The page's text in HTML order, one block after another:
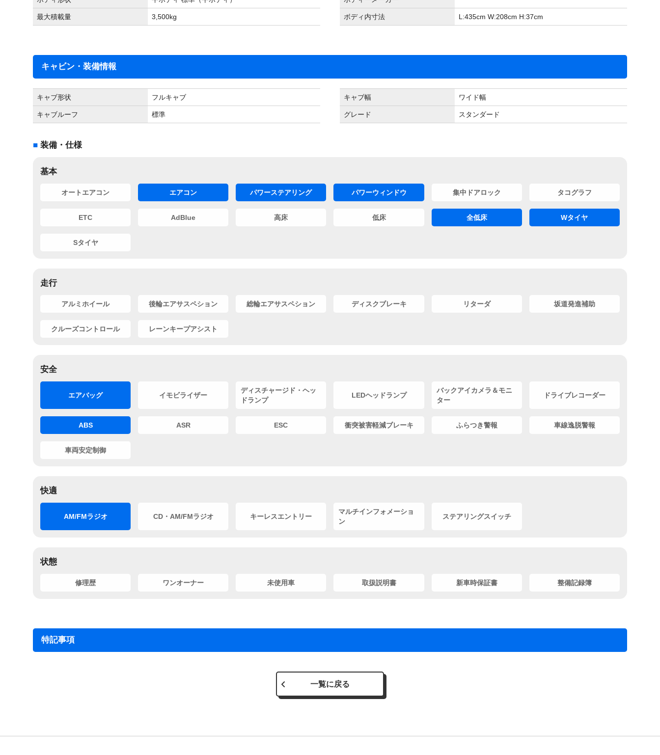
最大積載量 3,500kg ボディ内寸法 L:435cm W:208cm H:37cm
キャビン・装備情報
キャブ形状 フルキャブ キャブ幅 ワイド幅
キャブルーフ 標準 グレード スタンダード
装備・仕様
基本
オートエアコン エアコン パワーステアリング パワーウィンドウ 集中ドアロック タコグラフ
ETC AdBlue 高床 低床 全低床 Wタイヤ
Sタイヤ
走行
アルミホイール 後輪エアサスペション 総輪エアサスペション ディスクブレーキ リターダ 坂道発進補助
クルーズコントロール レーンキープアシスト
安全
エアバッグ イモビライザー
ディスチャージド・ヘッ
ドランプ
LEDヘッドランプ
バックアイカメラ＆モニ
ター
ドライブレコーダー
ABS ASR ESC 衝突被害軽減ブレーキ ふらつき警報 車線逸脱警報
車両安定制御
快適
AM/FMラジオ CD・AM/FMラジオ キーレスエントリー
マルチインフォメーショ
ン
ステアリングスイッチ
状態
修理歴 ワンオーナー 未使用車 取扱説明書 新車時保証書 整備記録簿
特記事項
一覧に戻る